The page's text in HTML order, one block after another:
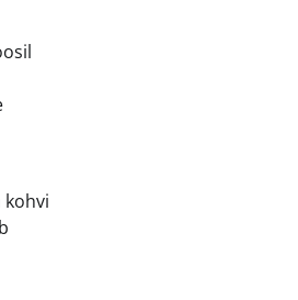
kohvi